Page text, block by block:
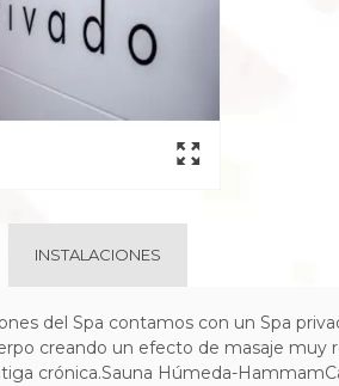
INSTALACIONES
del Spa contamos con un Spa
creando un efecto de masaje muy
crónica.Sauna Húmeda-